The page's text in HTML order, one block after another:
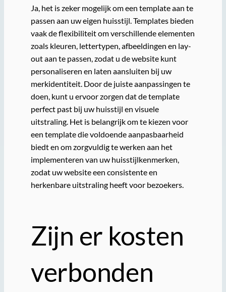
Ja, het is zeker mogelijk om een template aan te
passen aan uw eigen huisstijl. Templates bieden
vaak de flexibiliteit om verschillende elementen
zoals kleuren, lettertypen, afbeeldingen en lay-
out aan te passen, zodat u de website kunt
personaliseren en laten aansluiten bij uw
merkidentiteit. Door de juiste aanpassingen te
doen, kunt u ervoor zorgen dat de template
perfect past bij uw huisstijl en visuele
uitstraling. Het is belangrijk om te kiezen voor
een template die voldoende aanpasbaarheid
biedt en om zorgvuldig te werken aan het
implementeren van uw huisstijlkenmerken,
zodat uw website een consistente en
herkenbare uitstraling heeft voor bezoekers.
Zijn er kosten
verbonden